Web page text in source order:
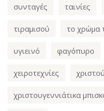
συνταγές ταινίες
τιραμισού το χρώμα
υγιεινό φαγόπυρο
χειροτεχνίες
χριστουγεννιάτικα